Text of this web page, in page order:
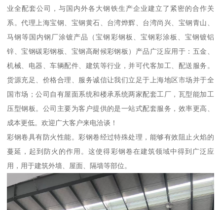
业全配套公司，与国内外各大钢铁生产企业建立了紧密的合作关
系。代理上海宝钢、宝钢黄石、台湾烨辉、台湾尚兴、宝钢青山、
马钢等国内钢厂涂镀产品（宝钢彩钢板、宝钢彩涂板、宝钢镀铝
锌、宝钢碳彩钢板、宝钢高耐候彩钢板）产品广泛应用于：五金、
机械、电器、车辆配件、建筑等行业，并可代客加工、配送服务。
货源充足、价格合理、服务诚信让我们立足于上海地区市场并于全
国市场；公司自有屋面系统和楼承系统两家配套工厂，瓦型能加工
压型钢板。公司主要为客户提供的是一站式配套服务，效率更高、
成本更低。欢迎广大客户来电洽谈！
彩钢卷具有防火性能。彩钢卷经过特殊处理，能够有效阻止火焰的
蔓延，起到防火的作用。这使得彩钢卷在建筑领域中得到广泛应
用，用于建筑外墙、屋面、隔墙等部位。